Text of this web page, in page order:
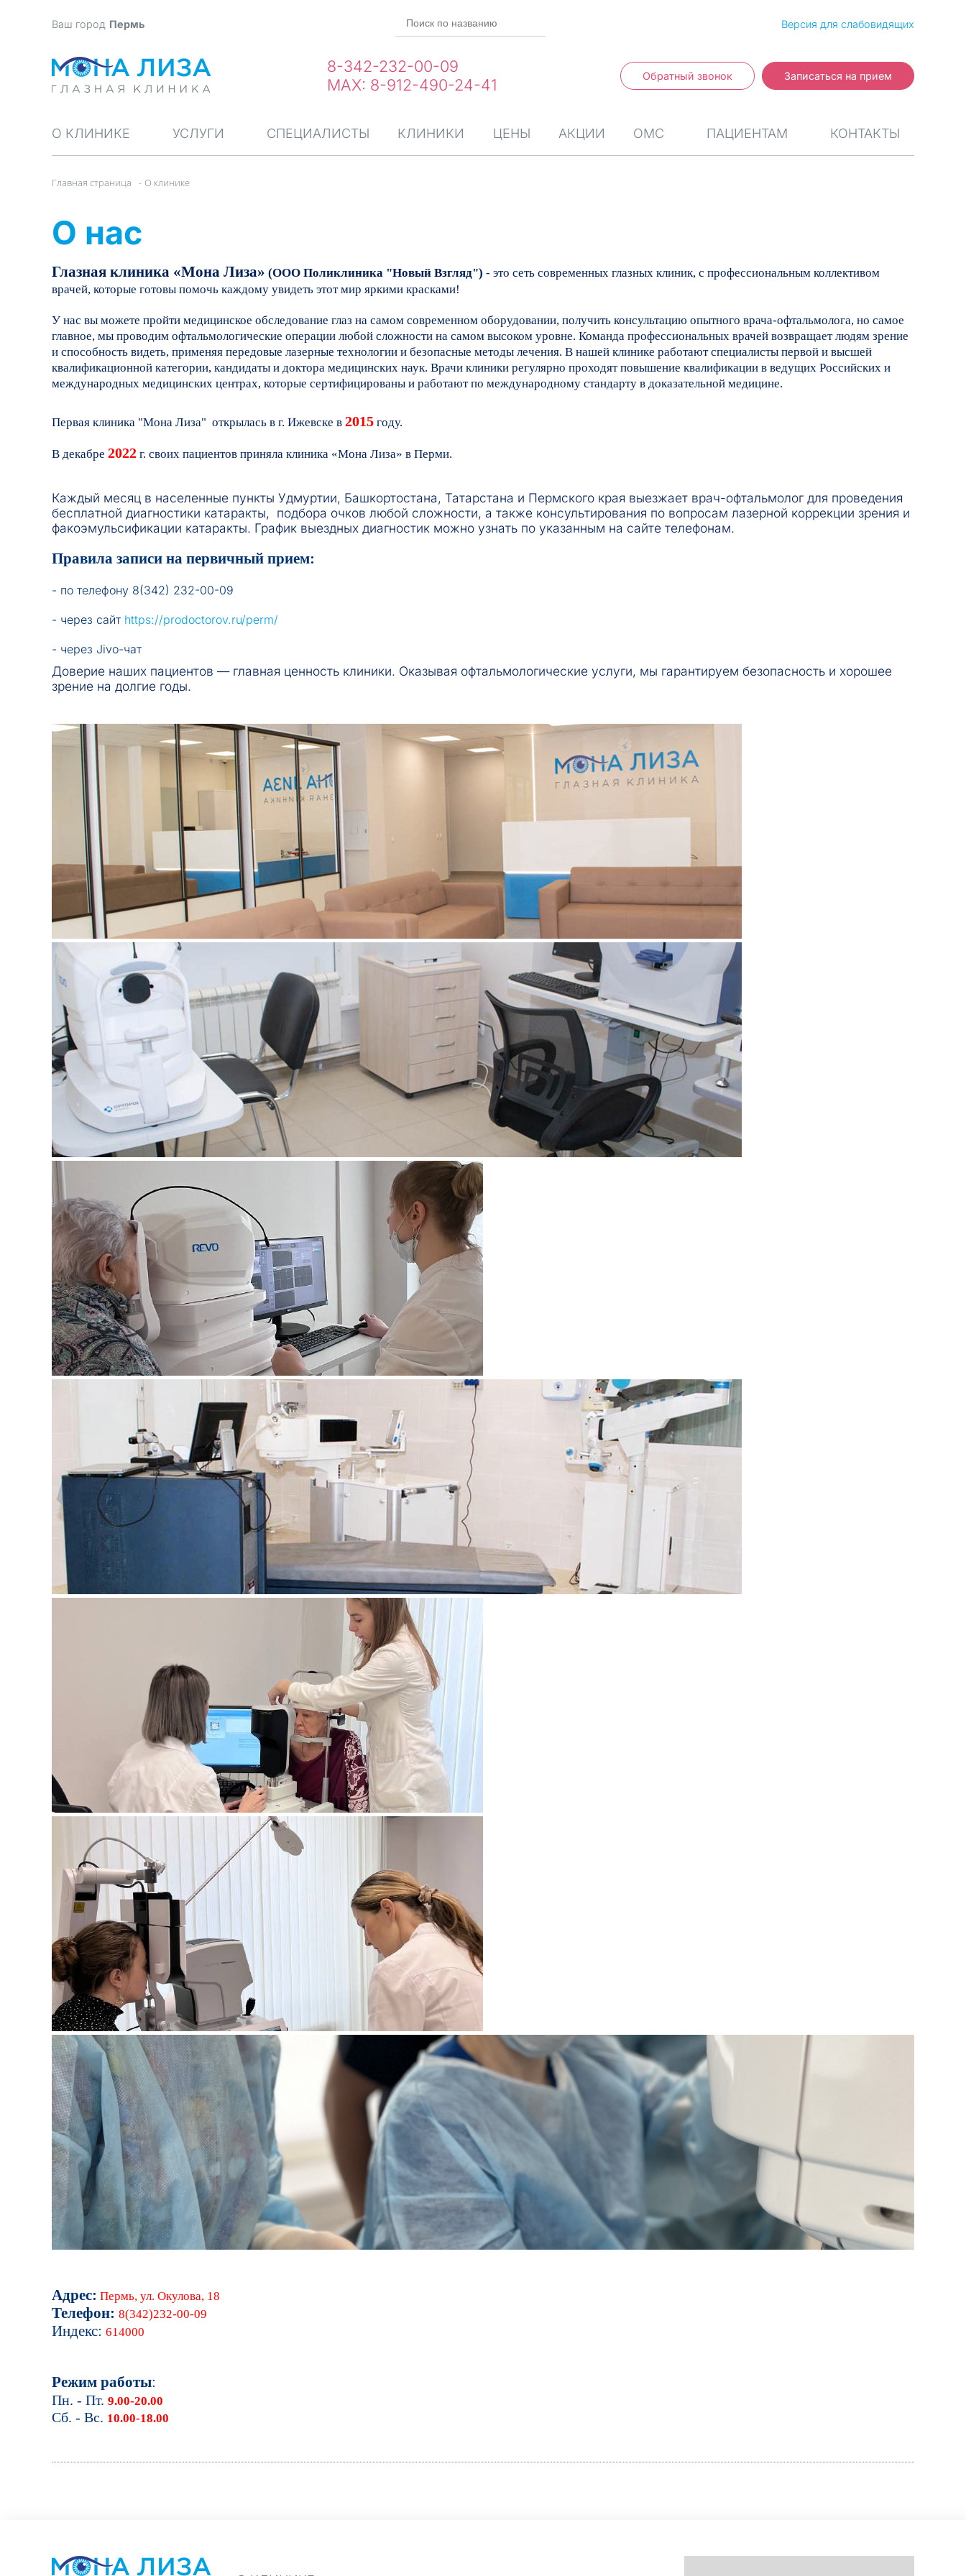
Ваш город Пермь Версия для слабовидящих
8-342-232-00-09
MAX: 8-912-490-24-41
Обратный звонок Записаться на прием
О КЛИНИКЕ УСЛУГИ СПЕЦИАЛИСТЫ КЛИНИКИ ЦЕНЫ АКЦИИ ОМС ПАЦИЕНТАМ КОНТАКТЫ
Главная страница - О клинике
О нас
Глазная клиника «Мона Лиза» (ООО Поликлиника "Новый Взгляд") - это сеть современных глазных клиник, с профессиональным коллективом
врачей, которые готовы помочь каждому увидеть этот мир яркими красками!
У нас вы можете пройти медицинское обследование глаз на самом современном оборудовании, получить консультацию опытного врача-офтальмолога, но самое
главное, мы проводим офтальмологические операции любой сложности на самом высоком уровне. Команда профессиональных врачей возвращает людям зрение
и способность видеть, применяя передовые лазерные технологии и безопасные методы лечения. В нашей клинике работают специалисты первой и высшей
квалификационной категории, кандидаты и доктора медицинских наук. Врачи клиники регулярно проходят повышение квалификации в ведущих Российских и
международных медицинских центрах, которые сертифицированы и работают по международному стандарту в доказательной медицине.
Первая клиника "Мона Лиза" открылась в г. Ижевске в 2015 году.
В декабре 2022 г. своих пациентов приняла клиника «Мона Лиза» в Перми.
Каждый месяц в населенные пункты Удмуртии, Башкортостана, Татарстана и Пермского края выезжает врач-офтальмолог для проведения
бесплатной диагностики катаракты, подбора очков любой сложности, а также консультирования по вопросам лазерной коррекции зрения и
факоэмульсификации катаракты. График выездных диагностик можно узнать по указанным на сайте телефонам.
Правила записи на первичный прием:
- по телефону 8(342) 232-00-09
- через сайт https://prodoctorov.ru/perm/
- через Jivo-чат
Доверие наших пациентов — главная ценность клиники. Оказывая офтальмологические услуги, мы гарантируем безопасность и хорошее
зрение на долгие годы.
Адрес: Пермь, ул. Окулова, 18
Телефон: 8(342)232-00-09
Индекс: 614000
Режим работы:
Пн. - Пт. 9.00-20.00
Сб. - Вс. 10.00-18.00